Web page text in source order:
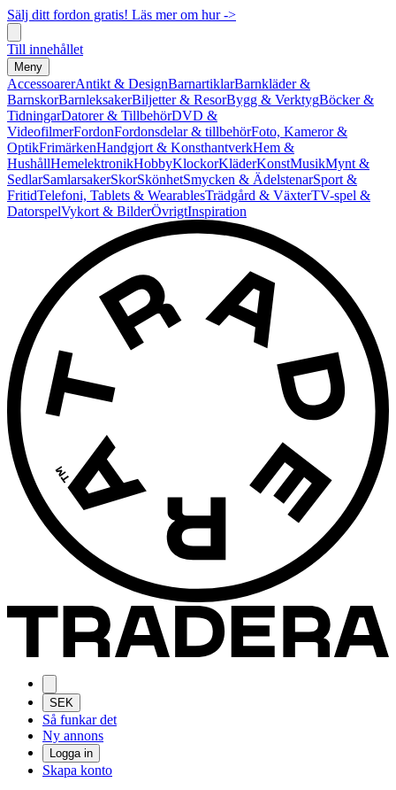
Sälj ditt fordon gratis! Läs mer om hur ->
Till innehållet
Meny
AccessoarerAntikt & DesignBarnartiklarBarnkläder &
BarnskorBarnleksakerBiljetter & ResorBygg & VerktygBöcker &
TidningarDatorer & TillbehörDVD &
VideofilmerFordonFordonsdelar & tillbehörFoto, Kameror &
OptikFrimärkenHandgjort & KonsthantverkHem &
HushållHemelektronikHobbyKlockorKläderKonstMusikMynt &
SedlarSamlarsakerSkorSkönhetSmycken & ÄdelstenarSport &
FritidTelefoni, Tablets & WearablesTrädgård & VäxterTV-spel &
DatorspelVykort & BilderÖvrigtInspiration
SEK
Så funkar det
Ny annons
Logga in
Skapa konto